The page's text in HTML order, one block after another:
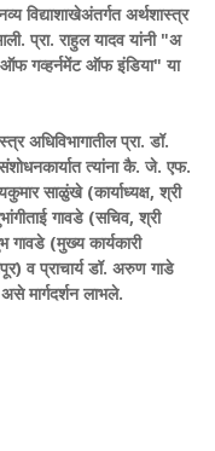
विद्याशाखेअंतर्गत अर्थशास्त्र
प्रा. राहुल यादव यांनी "अ
गव्हर्नमेंट ऑफ इंडिया" या
अधिविभागातील प्रा. डॉ.
त्यांना कै. जे. एफ.
साळुंखे (कार्याध्यक्ष, श्री
गावडे (सचिव, श्री
गावडे (मुख्य कार्यकारी
व प्राचार्य डॉ. अरुण गाडे
मार्गदर्शन लाभले.